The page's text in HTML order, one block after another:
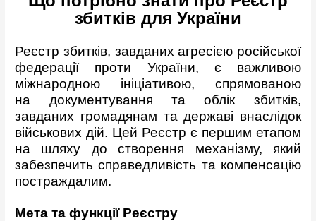
збитків для України
Реєстр збитків, завданих агресією російської
федерації проти України, є важливою
міжнародною ініціативою, спрямованою
на документування та облік збитків,
завданих громадянам та державі внаслідок
військових дій. Цей Реєстр є першим етапом
на шляху до створення механізму, який
забезпечить справедливість та компенсацію
постраждалим.
Мета та функції Реєстру